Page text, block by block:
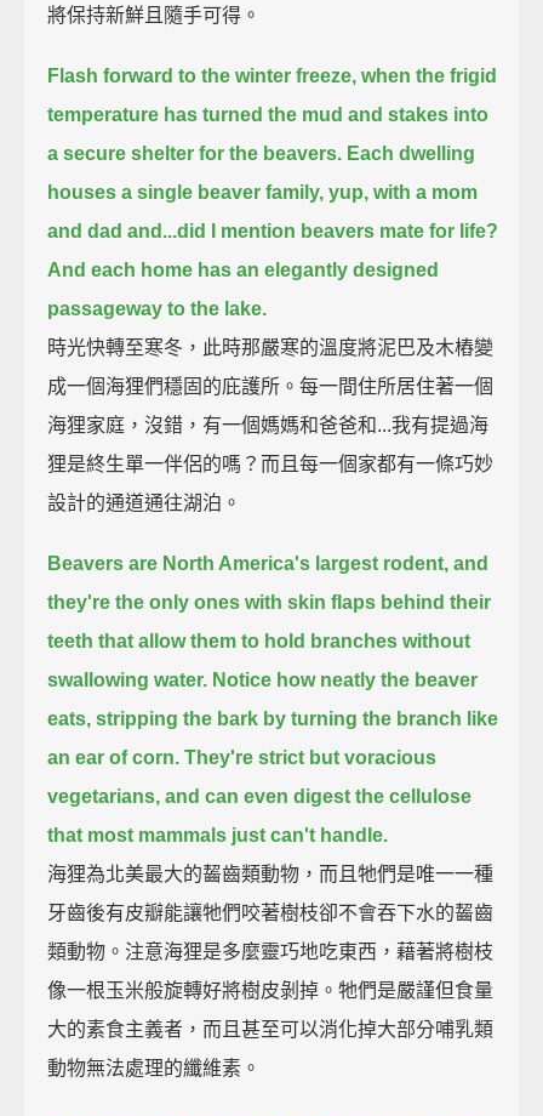
將保持新鮮且隨手可得。
Flash forward to the winter freeze, when the frigid
temperature has turned the mud and stakes into
a secure shelter for the beavers. Each dwelling
houses a single beaver family, yup, with a mom
and dad and...did I mention beavers mate for life?
And each home has an elegantly designed
passageway to the lake.
時光快轉至寒冬，此時那嚴寒的溫度將泥巴及木樁變
成一個海狸們穩固的庇護所。每一間住所居住著一個
海狸家庭，沒錯，有一個媽媽和爸爸和...我有提過海
狸是終生單一伴侶的嗎？而且每一個家都有一條巧妙
設計的通道通往湖泊。
Beavers are North America's largest rodent, and
they're the only ones with skin flaps behind their
teeth that allow them to hold branches without
swallowing water. Notice how neatly the beaver
eats, stripping the bark by turning the branch like
an ear of corn. They're strict but voracious
vegetarians, and can even digest the cellulose
that most mammals just can't handle.
海狸為北美最大的齧齒類動物，而且牠們是唯一一種
牙齒後有皮瓣能讓牠們咬著樹枝卻不會吞下水的齧齒
類動物。注意海狸是多麼靈巧地吃東西，藉著將樹枝
像一根玉米般旋轉好將樹皮剝掉。牠們是嚴謹但食量
大的素食主義者，而且甚至可以消化掉大部分哺乳類
動物無法處理的纖維素。